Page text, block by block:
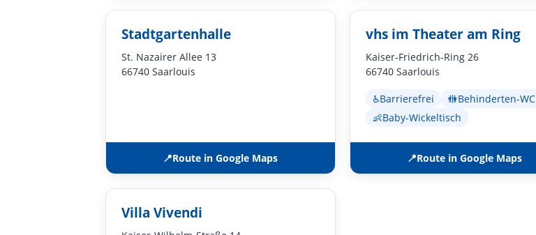
Stadtgartenhalle
St. Nazairer Allee 13
66740 Saarlouis
📍Route in Google Maps
vhs im Theater am Ring
Kaiser-Friedrich-Ring 26
66740 Saarlouis
♿Barrierefrei 🚻Behinderten-WC
👶Baby-Wickeltisch
📍Route in Google Maps
Villa Vivendi